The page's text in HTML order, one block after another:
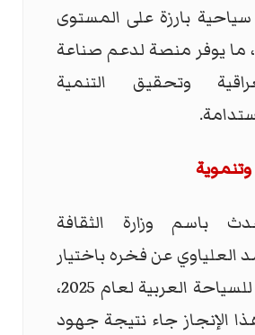
بارزة على المستوى
ما يوفر منصة لدعم صناعة
وتحقيق التنمية
باسم وزارة الثقافة
العلياوي عن فخره باختيار
بغداد عاصمة للسياحة العربية لعام 2025،
الإنجاز جاء نتيجة جهود